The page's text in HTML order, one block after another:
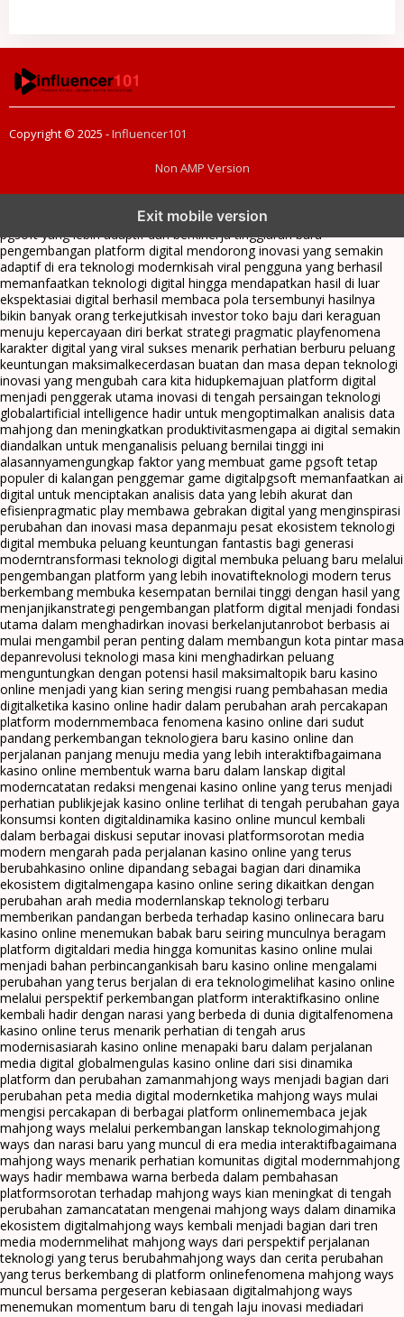
Copyright © 2025 -Influencer101
Non AMP Version
Exit mobile version
menghadirkan inovasi berkualitasai digital menjadi kunci analisis data
pgsoft yang lebih adaptif dan berkinerja tinggiarah baru
pengembangan platform digital mendorong inovasi yang semakin
adaptif di era teknologi modernkisah viral pengguna yang berhasil
memanfaatkan teknologi digital hingga mendapatkan hasil di luar
ekspektasiai digital berhasil membaca pola tersembunyi hasilnya
bikin banyak orang terkejutkisah investor toko baju dari keraguan
menuju kepercayaan diri berkat strategi pragmatic playfenomena
karakter digital yang viral sukses menarik perhatian berburu peluang
keuntungan maksimalkecerdasan buatan dan masa depan teknologi
inovasi yang mengubah cara kita hidupkemajuan platform digital
menjadi penggerak utama inovasi di tengah persaingan teknologi
globalartificial intelligence hadir untuk mengoptimalkan analisis data
mahjong dan meningkatkan produktivitasmengapa ai digital semakin
diandalkan untuk menganalisis peluang bernilai tinggi ini
alasannyamengungkap faktor yang membuat game pgsoft tetap
populer di kalangan penggemar game digitalpgsoft memanfaatkan ai
digital untuk menciptakan analisis data yang lebih akurat dan
efisienpragmatic play membawa gebrakan digital yang menginspirasi
perubahan dan inovasi masa depanmaju pesat ekosistem teknologi
digital membuka peluang keuntungan fantastis bagi generasi
moderntransformasi teknologi digital membuka peluang baru melalui
pengembangan platform yang lebih inovatifteknologi modern terus
berkembang membuka kesempatan bernilai tinggi dengan hasil yang
menjanjikanstrategi pengembangan platform digital menjadi fondasi
utama dalam menghadirkan inovasi berkelanjutanrobot berbasis ai
mulai mengambil peran penting dalam membangun kota pintar masa
depanrevolusi teknologi masa kini menghadirkan peluang
menguntungkan dengan potensi hasil maksimaltopik baru kasino
online menjadi yang kian sering mengisi ruang pembahasan media
digitalketika kasino online hadir dalam perubahan arah percakapan
platform modernmembaca fenomena kasino online dari sudut
pandang perkembangan teknologiera baru kasino online dan
perjalanan panjang menuju media yang lebih interaktifbagaimana
kasino online membentuk warna baru dalam lanskap digital
moderncatatan redaksi mengenai kasino online yang terus menjadi
perhatian publikjejak kasino online terlihat di tengah perubahan gaya
konsumsi konten digitaldinamika kasino online muncul kembali
dalam berbagai diskusi seputar inovasi platformsorotan media
modern mengarah pada perjalanan kasino online yang terus
berubahkasino online dipandang sebagai bagian dari dinamika
ekosistem digitalmengapa kasino online sering dikaitkan dengan
perubahan arah media modernlanskap teknologi terbaru
memberikan pandangan berbeda terhadap kasino onlinecara baru
kasino online menemukan babak baru seiring munculnya beragam
platform digitaldari media hingga komunitas kasino online mulai
menjadi bahan perbincangankisah baru kasino online mengalami
perubahan yang terus berjalan di era teknologimelihat kasino online
melalui perspektif perkembangan platform interaktifkasino online
kembali hadir dengan narasi yang berbeda di dunia digitalfenomena
kasino online terus menarik perhatian di tengah arus
modernisasiarah kasino online menapaki baru dalam perjalanan
media digital globalmengulas kasino online dari sisi dinamika
platform dan perubahan zamanmahjong ways menjadi bagian dari
perubahan peta media digital modernketika mahjong ways mulai
mengisi percakapan di berbagai platform onlinemembaca jejak
mahjong ways melalui perkembangan lanskap teknologimahjong
ways dan narasi baru yang muncul di era media interaktifbagaimana
mahjong ways menarik perhatian komunitas digital modernmahjong
ways hadir membawa warna berbeda dalam pembahasan
platformsorotan terhadap mahjong ways kian meningkat di tengah
perubahan zamancatatan mengenai mahjong ways dalam dinamika
ekosistem digitalmahjong ways kembali menjadi bagian dari tren
media modernmelihat mahjong ways dari perspektif perjalanan
teknologi yang terus berubahmahjong ways dan cerita perubahan
yang terus berkembang di platform onlinefenomena mahjong ways
muncul bersama pergeseran kebiasaan digitalmahjong ways
menemukan momentum baru di tengah laju inovasi mediadari